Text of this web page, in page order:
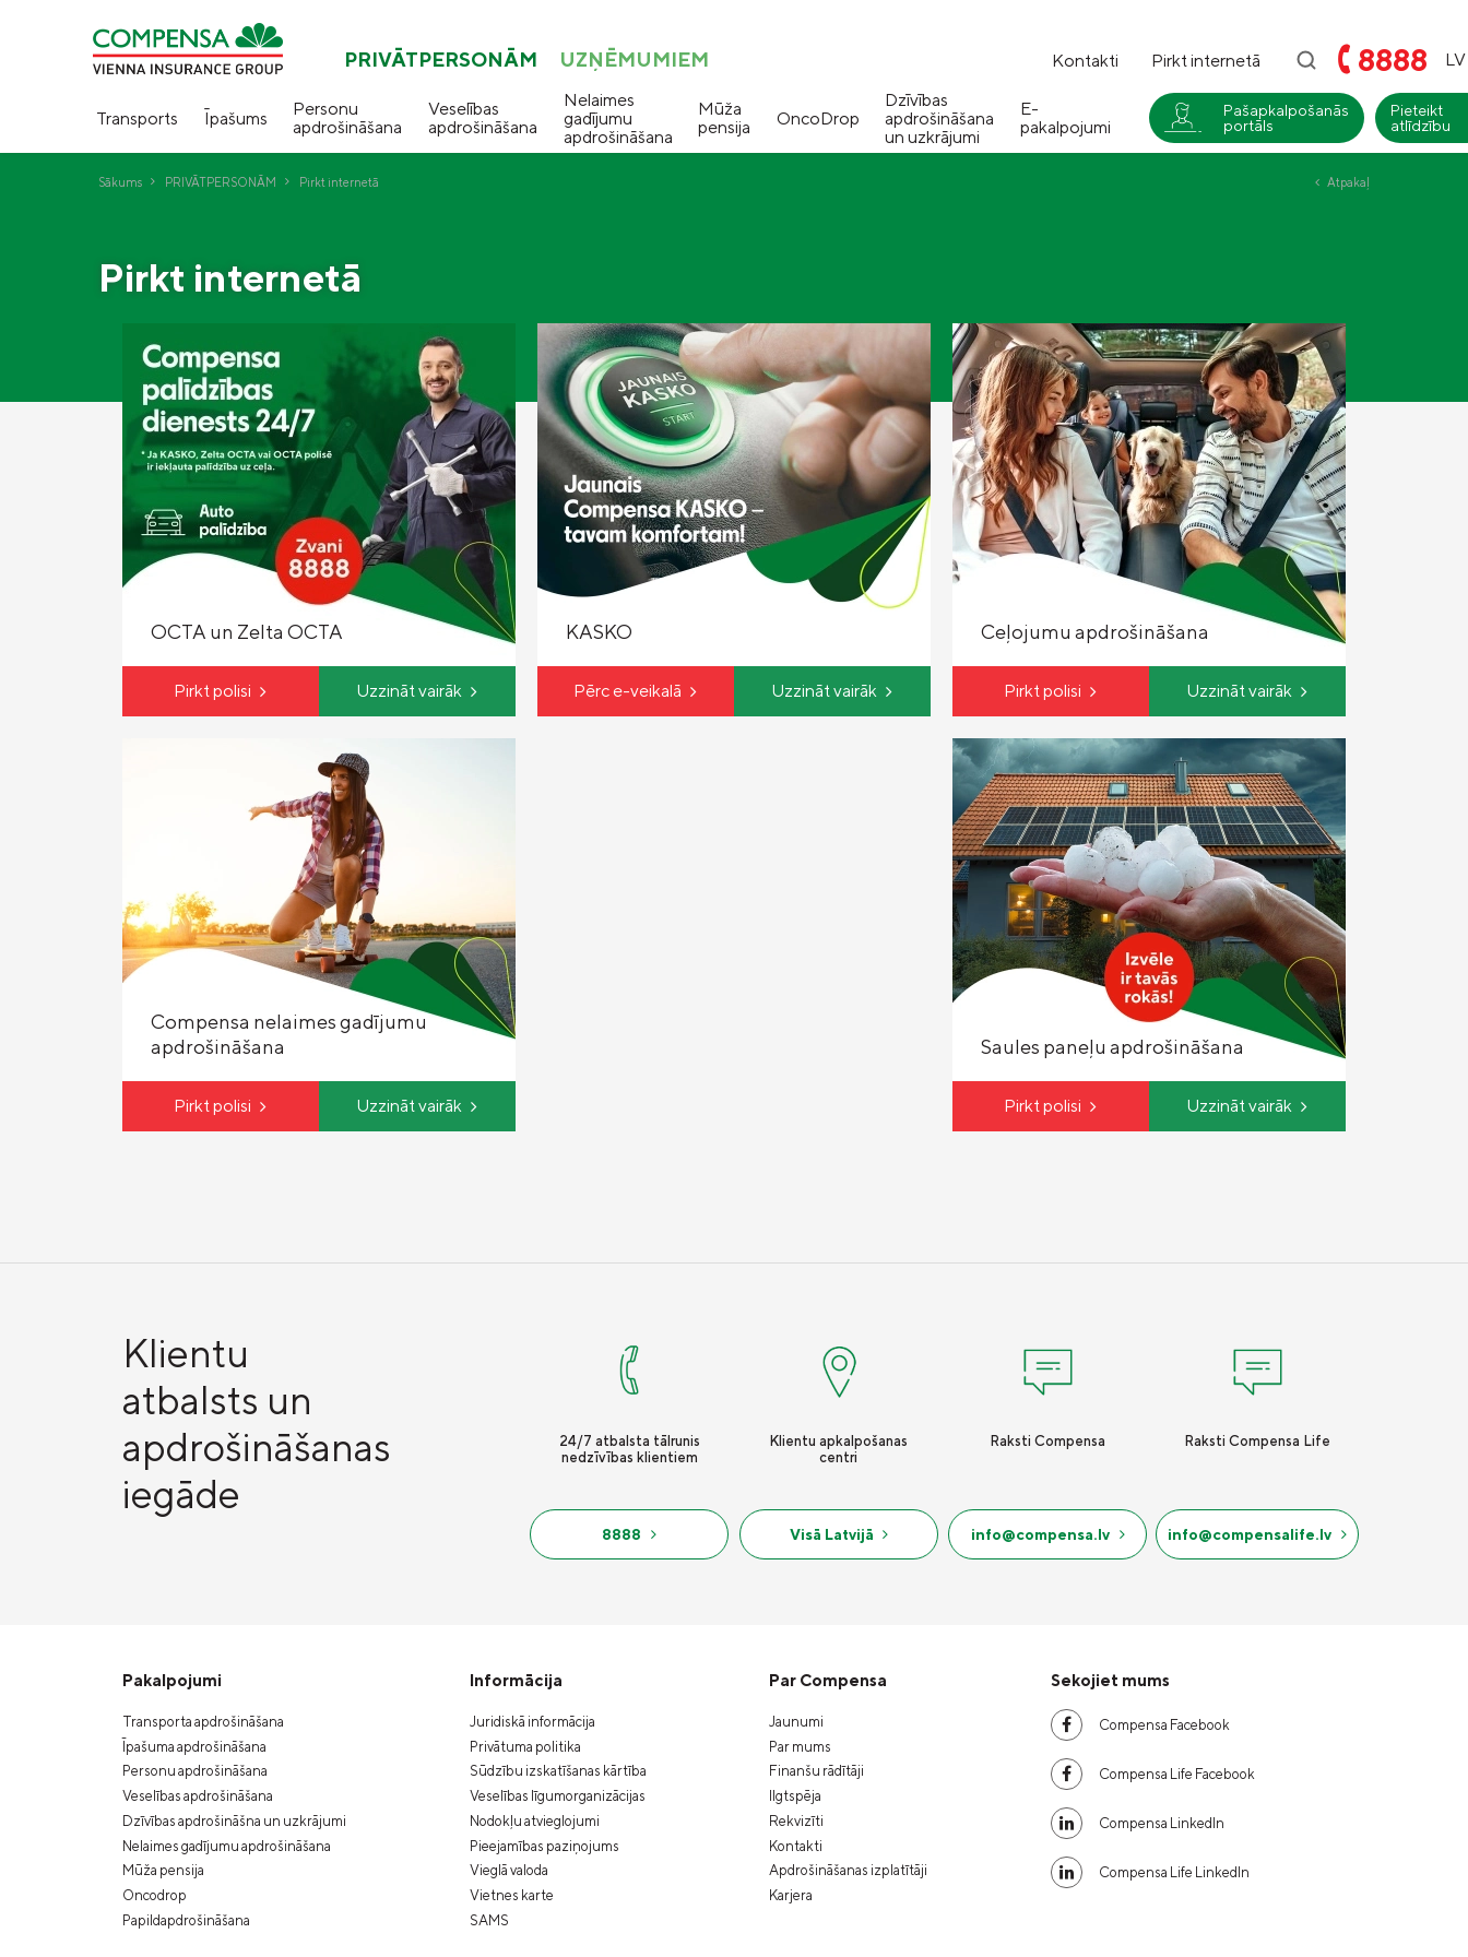
PRIVĀTPERSONĀM UZŅĒMUMIEM Kontakti Pirkt internetā 8888 LV
Transports Īpašums
Personu
apdrošināšana
Veselības
apdrošināšana
Nelaimes
gadījumu
apdrošināšana
Mūža
pensija
OncoDrop
Dzīvības
apdrošināšana
un uzkrājumi
E-
pakalpojumi
Pašapkalpošanās
portāls
Pieteikt
atlīdzību
Sākums PRIVĀTPERSONĀM Pirkt internetā Atpakaļ
Pirkt internetā
OCTA un Zelta OCTA
Pirkt polisi Uzzināt vairāk
KASKO
Pērc e-veikalā Uzzināt vairāk
Ceļojumu apdrošināšana
Pirkt polisi Uzzināt vairāk
Compensa nelaimes gadījumu
apdrošināšana
Pirkt polisi Uzzināt vairāk
Pirkt polisi Uzzināt vairāk
Saules paneļu apdrošināšana
Pirkt polisi Uzzināt vairāk
Klientu
atbalsts un
apdrošināšanas
iegāde
24/7 atbalsta tālrunis
nedzīvības klientiem
8888
Klientu apkalpošanas
centri
Visā Latvijā
Raksti Compensa
info@compensa.lv
Raksti Compensa Life
info@compensalife.lv
Pakalpojumi
Transporta apdrošināšana
Īpašuma apdrošināšana
Personu apdrošināšana
Veselības apdrošināšana
Dzīvības apdrošināšna un uzkrājumi
Nelaimes gadījumu apdrošināšana
Mūža pensija
Oncodrop
Papildapdrošināšana
Informācija
Juridiskā informācija
Privātuma politika
Sūdzību izskatīšanas kārtība
Veselības līgumorganizācijas
Nodokļu atvieglojumi
Pieejamības paziņojums
Vieglā valoda
Vietnes karte
SAMS
Par Compensa
Jaunumi
Par mums
Finanšu rādītāji
Ilgtspēja
Rekvizīti
Kontakti
Apdrošināšanas izplatītāji
Karjera
Sekojiet mums
Compensa Facebook
Compensa Life Facebook
Compensa LinkedIn
Compensa Life LinkedIn